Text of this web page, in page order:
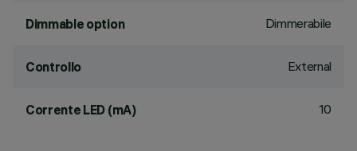
Dimmable option Dimmerabile
Controllo External
Corrente LED (mA) 10